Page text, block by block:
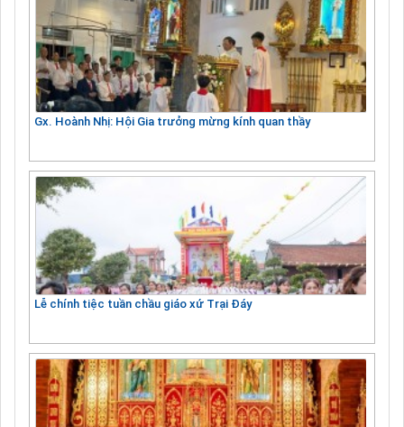
Gx. Hoành Nhị: Hội Gia trưởng mừng kính quan thầy
Lễ chính tiệc tuần chầu giáo xứ Trại Đáy